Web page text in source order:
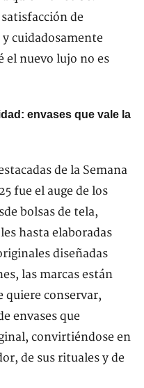
de
cuidadosamente
el nuevo lujo no es
envases que vale la
de la Semana
fue el auge de los
bolsas de tela,
hasta elaboradas
diseñadas
las marcas están
quiere conservar,
envases que
convirtiéndose en
de sus rituales y de